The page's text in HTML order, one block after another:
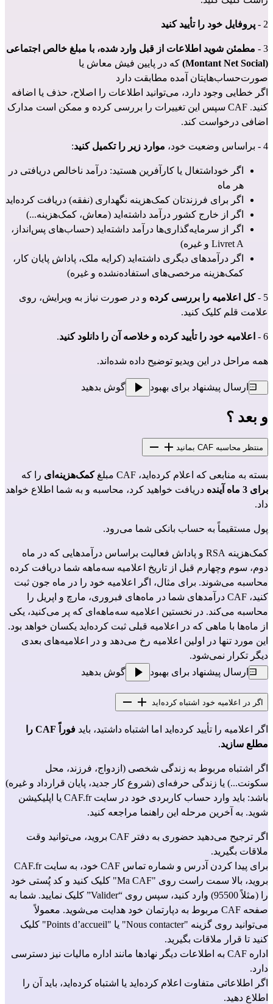
2 - پروفایل خود را تأیید کنید
3 -
(Montant Net Social)
صورت‌حساب‌هایتان آمده مطابقت دارد
اضافی درخواست کند.
4 - براساس وضعیت خود، موارد زیر را تکمیل کنید:
هر ماه
اگر برای فرزندتان کمک‌هزینه نگهداری (نفقه) دریافت کرده‌اید
اگر از خارج کشور درآمد داشته‌اید (معاش، کمک‌هزینه...)
Livret A و غیره)
کمک‌هزینه مرخصی‌های استفاده‌نشده و غیره)
5 - کل اعلامیه را بررسی کرده
علامت قلم کلیک کنید.
6 - اعلامیه خود را تأیید کرده و خلاصه آن را دانلود کنید.
همه مراحل در این ویدیو توضیح داده شده‌اند.
ارسال پیشنهاد برای بهبود گوش بدهید
و بعد ؟
منتظر محاسبه CAF بمانید
بسته به منابعی که اعلام کرده‌اید، CAF مبلغ کمک‌هزینه‌ای
را که
برای 3 ماه آینده
داد.
پول مستقیماً به حساب بانکی شما می‌رود.
کمک‌هزینه RSA و پاداش فعالیت
دیگر تکرار نمی‌شود.
ارسال پیشنهاد برای بهبود
گوش بدهید
اگر در اعلامیه خود اشتباه کرده‌اید
اگر اعلامیه را تأیید کرده‌اید اما اشتباه داشتید، باید
مطلع سازید.
شوید. به آخرین مرحله این راهنما مراجعه کنید.
ملاقات بگیرید.
برای پیدا کردن آدرس و شماره تماس CAF خود، به سایت
CAF.fr
صفحه CAF مربوط به دپارتمان خود هدایت می‌شوید. معمولاً
کنید تا قرار ملاقات بگیرید.
دارد.
اطلاع دهید.